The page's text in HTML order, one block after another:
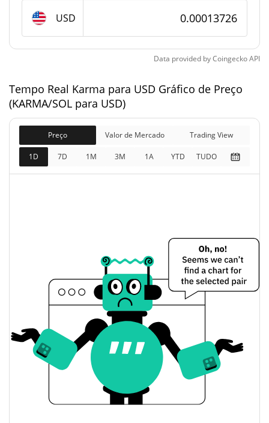
Fornecimento total 1,000,000,000 KARMA/SOL
Fornecimento máximo 1,000,000,000 KARMA/SOL
Capitalização de
mercado
0.52%
Totalmente diluído
Limite de mercado
$137,327
2.72%
$0.00013372638
Abertura / Fecho de
Ontem
$0.00013364424 /
$0.00013372638
A mudança de ontem
Volume de ontem $860.71875
Histórico do preço do Karma
7 dias Baixa / 7 dias Alta
$0.00013364424 /
USD
Data provided byCoingeckoAPI
Tempo Real Karma para USD Gráfico de Preço
(KARMA/SOL para USD)
Preço Valor de Mercado Trading View
1D 7D 1M 3M 1A YTD TUDO